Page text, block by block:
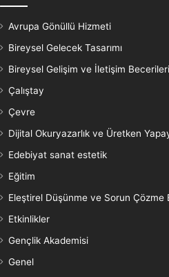
Avrupa Gönüllü Hizmeti
Bireysel Gelecek Tasarımı
Bireysel Gelişim ve İletişim Becerileri
Çalıştay
Çevre
Dijital Okuryazarlık ve Üretken
Edebiyat sanat estetik
Eğitim
Eleştirel Düşünme ve Sorun Çözme
Etkinlikler
Gençlik Akademisi
Genel